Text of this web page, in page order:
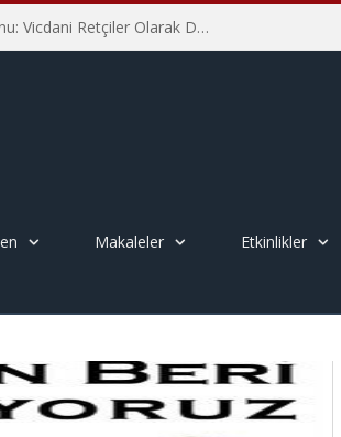
İHD İstanbul Şube Vicdani Ret Komisyonu: Vicdani Retçiler Olarak Destek İçin Buradayız!
Makaleler Etkinlikler